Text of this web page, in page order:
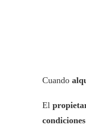
Cuando
El
condiciones